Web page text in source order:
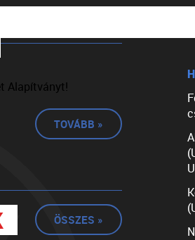
Alapítványt!
TOVÁBB »
ÖSSZES »